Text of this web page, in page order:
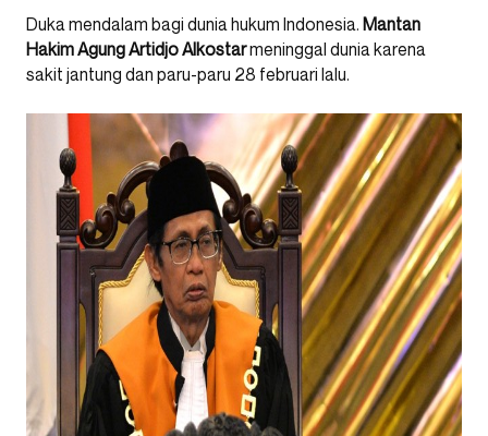
Duka mendalam bagi dunia hukum Indonesia. Mantan
Hakim Agung Artidjo Alkostarmeninggal dunia karena
sakit jantung dan paru-paru 28 februari lalu.